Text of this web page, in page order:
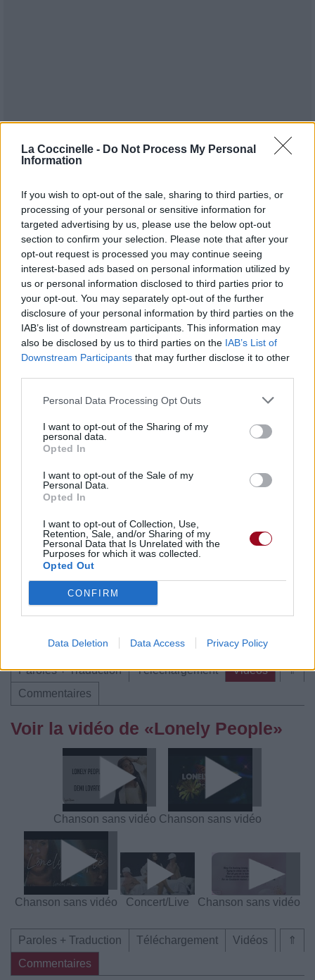
La Coccinelle - Do Not Process My Personal
Information
If you wish to opt-out of the sale, sharing to third parties, or
processing of your personal or sensitive information for
targeted advertising by us, please use the below opt-out
section to confirm your selection. Please note that after your
opt-out request is processed you may continue seeing
interest-based ads based on personal information utilized by
us or personal information disclosed to third parties prior to
your opt-out. You may separately opt-out of the further
disclosure of your personal information by third parties on the
IAB’s list of downstream participants. This information may
also be disclosed by us to third parties on the IAB’s List of
Downstream Participants that may further disclose it to other
Personal Data Processing Opt Outs
I want to opt-out of the Sharing of my
personal data.
Opted In
I want to opt-out of the Sale of my
Personal Data.
Opted In
I want to opt-out of Collection, Use,
Retention, Sale, and/or Sharing of my
Personal Data that Is Unrelated with the
Purposes for which it was collected.
Opted Out
CONFIRM
Data Deletion Data Access Privacy Policy
Camille MMIII 29556 5 5
le 29 mai 2021
à 7h36.
Chanteurs : Demi Lovato
Albums :
Dancing With The Devil…The
Art of Starting Over
Paroles + Traduction Téléchargement
Vidéos
Commentaires
Pour prolonger le plaisir musical :
Vous aimez chanter, apprenez la guitare chez
Télécharger légalement les MP3 sur
Télécharger légalement les MP3 ou trouver le CD sur
Trouver des vinyles et des CD sur
Trouver un instrument de musique ou une partition au
⇑
Paroles + Traduction Téléchargement
Vidéos
Commentaires
Voir la vidéo de «Lonely People»
Chanson sans vidéo Chanson sans vidéo
Chanson sans vidéo Concert/Live Chanson sans vidéo
⇑
Paroles + Traduction Téléchargement
Vidéos
Commentaires